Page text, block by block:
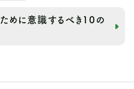
めに意識するべき１０の